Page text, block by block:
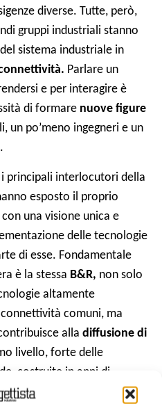
diverse. Tutte, però,
gruppi industriali stanno
sistema industriale in
Parlare un
e per interagire è
di formare nuove figure
un po’meno ingegneri e un
principali interlocutori della
esposto il proprio
una visione unica e
delle tecnologie
di esse. Fondamentale
è la stessa B&R, non solo
altamente
comuni, ma
alla diffusione di
livello, forte delle
costruite in anni di